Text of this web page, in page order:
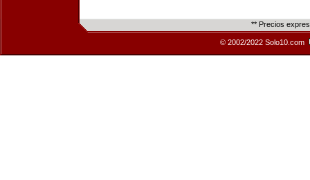
** Precios
© 2002/2022 Solo10.com